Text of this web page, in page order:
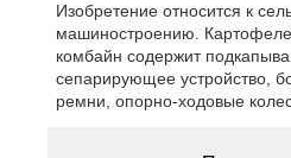
Изобретение относится к
машиностроению.
комбайн содержит
сепарирующее устройство,
ремни, опорно-ходовые